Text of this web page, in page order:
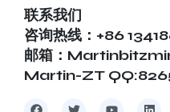
联系我们
咨询热线：+86
邮箱：
Martin-ZT